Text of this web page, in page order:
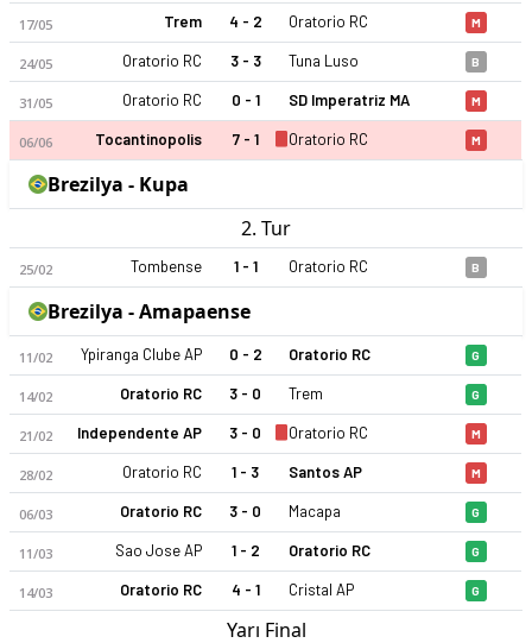
Oratorio RC 2026 sezonu | Amapaense'de 2. sırada, 15
17/05 Trem 4 - 2 Oratorio RC M
24/05 Oratorio RC 3 - 3 Tuna Luso B
31/05 Oratorio RC 0 - 1 SD Imperatriz MA M
06/06 Tocantinopolis 7 - 1 Oratorio RC M
Brezilya - Kupa
2. Tur
25/02 Tombense 1 - 1 Oratorio RC B
Brezilya - Amapaense
11/02 Ypiranga Clube AP 0 - 2 Oratorio RC G
14/02 Oratorio RC 3 - 0 Trem G
21/02 Independente AP 3 - 0 Oratorio RC M
28/02 Oratorio RC 1 - 3 Santos AP M
06/03 Oratorio RC 3 - 0 Macapa G
11/03 Sao Jose AP 1 - 2 Oratorio RC G
14/03 Oratorio RC 4 - 1 Cristal AP G
Yarı Final